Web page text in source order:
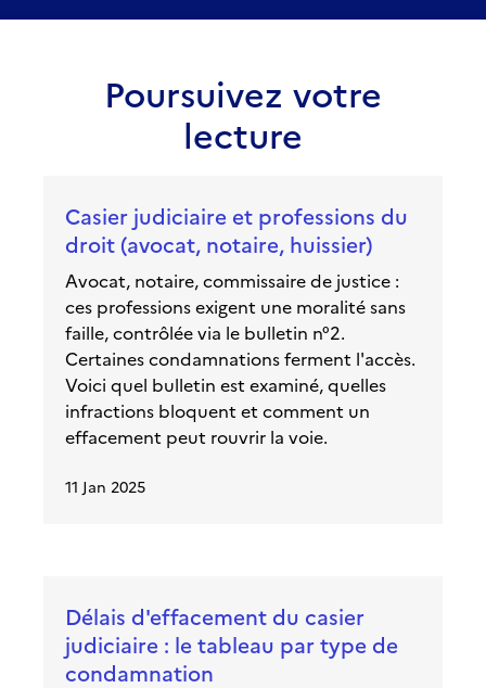
Poursuivez votre
lecture
Casier judiciaire et professions du
droit (avocat, notaire, huissier)
Avocat, notaire, commissaire de justice :
ces professions exigent une moralité sans
faille, contrôlée via le bulletin n°2.
Certaines condamnations ferment l'accès.
Voici quel bulletin est examiné, quelles
infractions bloquent et comment un
effacement peut rouvrir la voie.
11 Jan 2025
Délais d'effacement du casier
judiciaire : le tableau par type de
condamnation